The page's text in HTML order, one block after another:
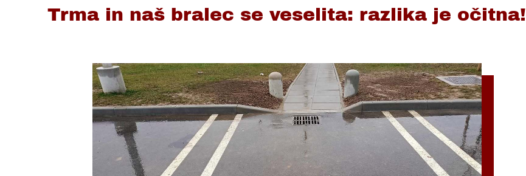
Trma in naš bralec se veselita: razlika je očitna!